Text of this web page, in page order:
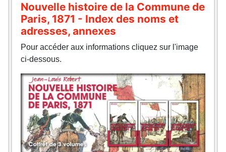
Nouvelle histoire de la Commune de
Paris, 1871 - Index des noms et
adresses, annexes
Pour accéder aux informations cliquez sur l'image
ci-dessous.